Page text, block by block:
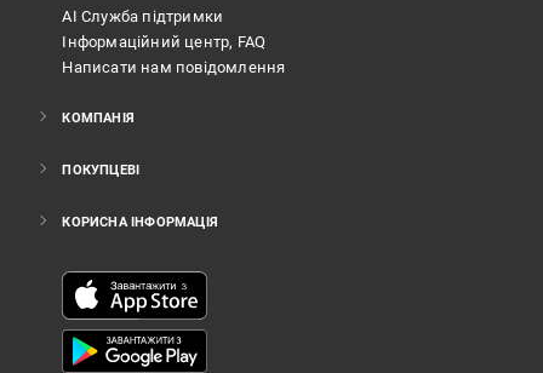
АІ Служба підтримки
Інформаційний центр, FAQ
Написати нам повідомлення
КОМПАНІЯ
ПОКУПЦЕВІ
КОРИСНА ІНФОРМАЦІЯ